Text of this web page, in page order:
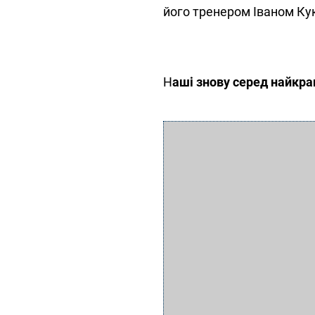
його тренером Іваном
Наші зновусеред